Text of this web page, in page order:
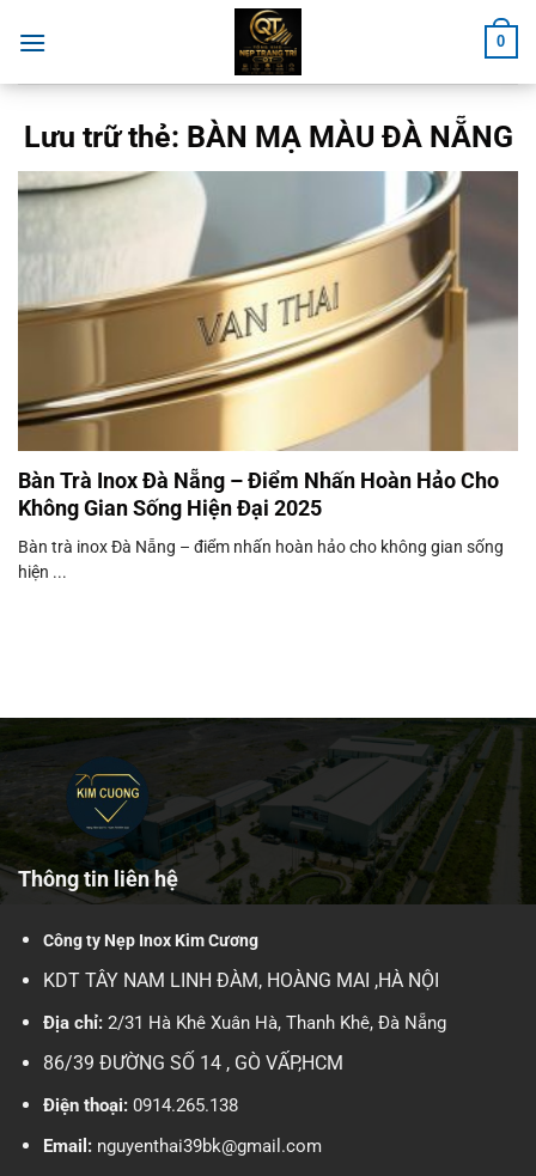
đến
0
Lưu trữ thẻ: BÀN MẠ MÀU ĐÀ NẴNG
Bàn Trà Inox Đà Nẵng – Điểm Nhấn Hoàn Hảo Cho
Không Gian Sống Hiện Đại 2025
Bàn trà inox Đà Nẵng – điểm nhấn hoàn hảo cho không gian sống
hiện ...
Thông tin liên hệ
Công ty Nẹp Inox Kim Cương
KDT TÂY NAM LINH ĐÀM, HOÀNG MAI ,HÀ NỘI
Địa chỉ:2/31 Hà Khê Xuân Hà, Thanh Khê, Đà Nẵng
86/39 ĐƯỜNG SỐ 14 , GÒ VẤP,HCM
Điện thoại:0914.265.138
Email:nguyenthai39bk@gmail.com